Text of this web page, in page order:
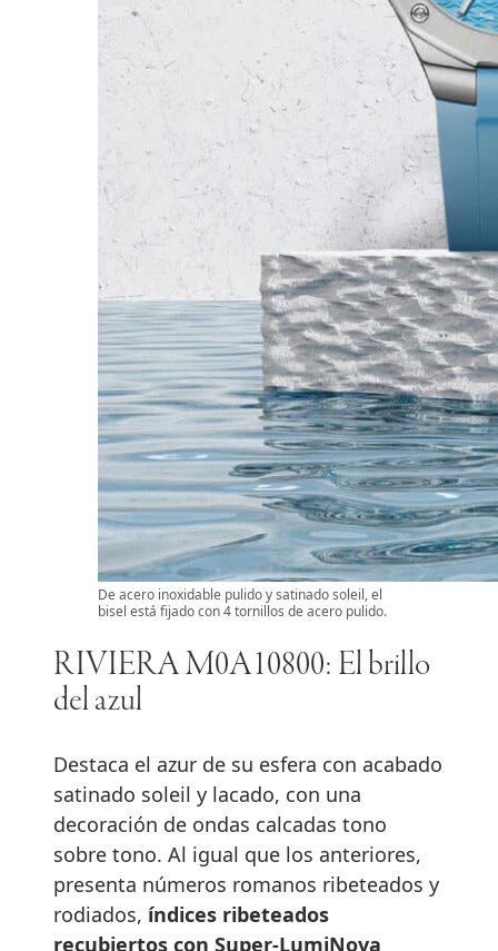
De acero inoxidable pulido y satinado soleil, el
bisel está fijado con 4 tornillos de acero pulido.
RIVIERA M0A10800: El brillo
del azul
Destaca el azur de su esfera con acabado
satinado soleil y lacado, con una
decoración de ondas calcadas tono
sobre tono. Al igual que los anteriores,
presenta números romanos ribeteados y
rodiados, índices ribeteados
recubiertos con Super-LumiNova